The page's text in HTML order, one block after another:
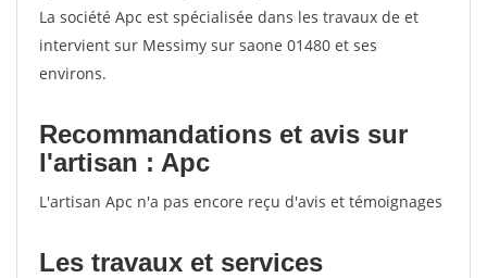
La société Apc est spécialisée dans les travaux de et
intervient sur Messimy sur saone 01480 et ses
environs.
Recommandations et avis sur
l'artisan : Apc
L'artisan Apc n'a pas encore reçu d'avis et témoignages
Les travaux et services